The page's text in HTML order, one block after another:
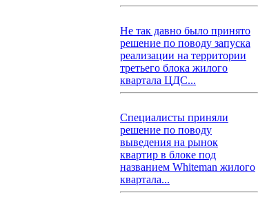
Не так давно было принято
решение по поводу запуска
реализации на территории
третьего блока жилого
квартала ЦДС...
Специалисты приняли
решение по поводу
выведения на рынок
квартир в блоке под
названием Whiteman жилого
квартала...